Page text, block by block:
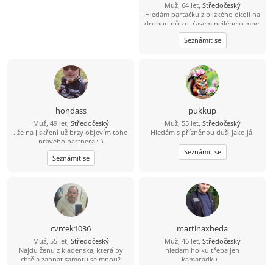
Muž, 64 let, Středočeský
Hledám parťačku z blízkého okolí na
druhou půlku, časem nejlépe u mne,
nekuřačka, drobná postava
výhodou...
Seznámit se
hondass
Muž, 49 let, Středočeský
..že na Jiskření už brzy objevím toho
pravého partnera :-)
Seznámit se
pukkup
Muž, 55 let, Středočeský
Hledám s přízněnou duši jako já.
Seznámit se
cvrcek1036
Muž, 55 let, Středočeský
Najdu ženu z kladenska, která by
chtěla zahnat samotu se mnou?
martinaxbeda
Muž, 46 let, Středočeský
hledam holku třeba jen
kamaradku...